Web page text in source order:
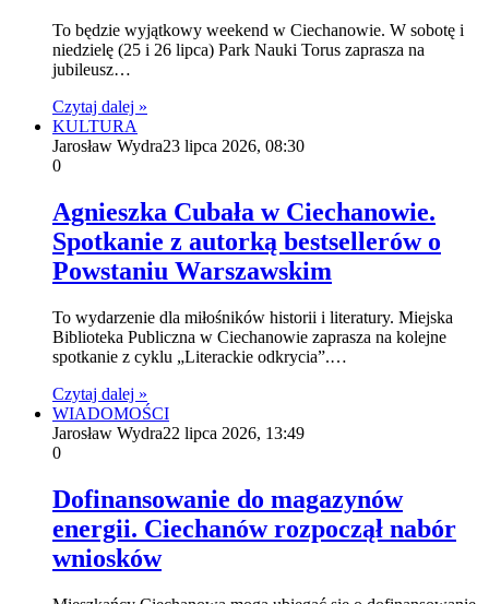
To będzie wyjątkowy weekend w Ciechanowie. W sobotę i
niedzielę (25 i 26 lipca) Park Nauki Torus zaprasza na
jubileusz…
Czytaj dalej »
KULTURA
Jarosław Wydra23 lipca 2026, 08:30
0
Agnieszka Cubała w Ciechanowie.
Spotkanie z autorką bestsellerów o
Powstaniu Warszawskim
To wydarzenie dla miłośników historii i literatury. Miejska
Biblioteka Publiczna w Ciechanowie zaprasza na kolejne
spotkanie z cyklu „Literackie odkrycia”.…
Czytaj dalej »
WIADOMOŚCI
Jarosław Wydra22 lipca 2026, 13:49
0
Dofinansowanie do magazynów
energii. Ciechanów rozpoczął nabór
wniosków